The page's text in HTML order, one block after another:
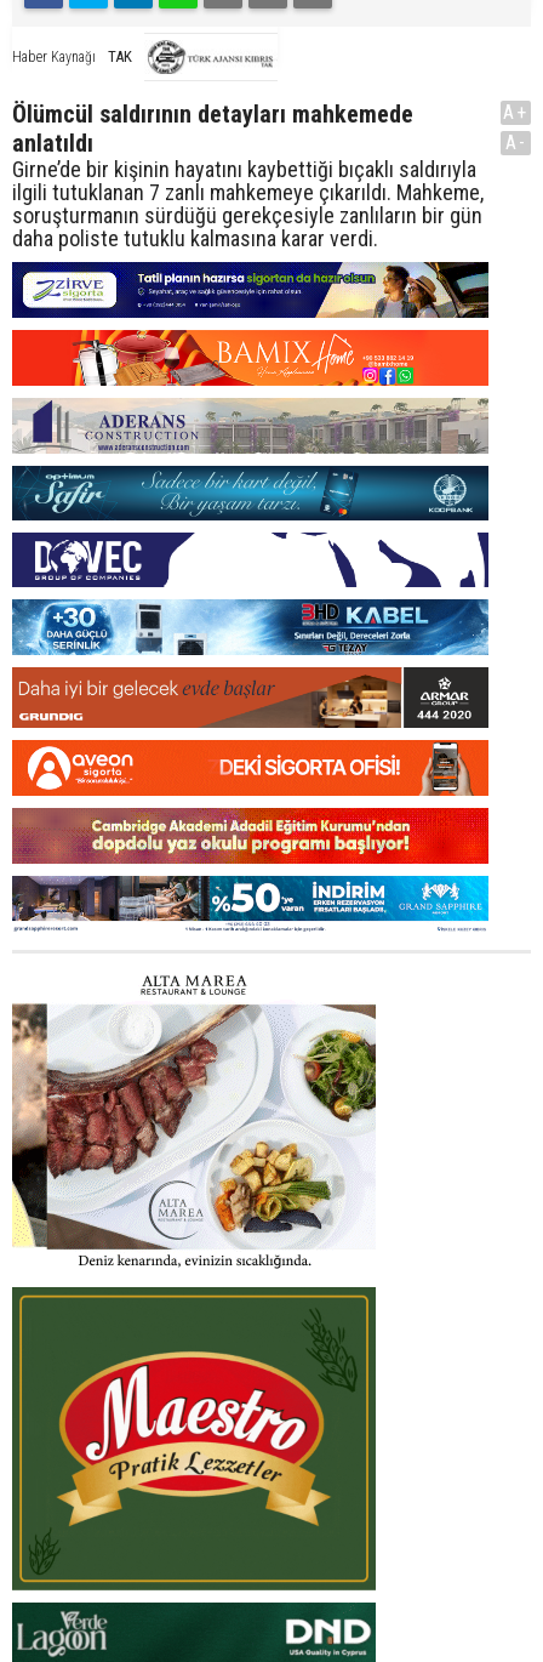
Haber Kaynağı TAK
Ölümcül saldırının detayları mahkemede
anlatıldı
Girne’de bir kişinin hayatını kaybettiği bıçaklı saldırıyla
ilgili tutuklanan 7 zanlı mahkemeye çıkarıldı. Mahkeme,
soruşturmanın sürdüğü gerekçesiyle zanlıların bir gün
daha poliste tutuklu kalmasına karar verdi.
A+
A-